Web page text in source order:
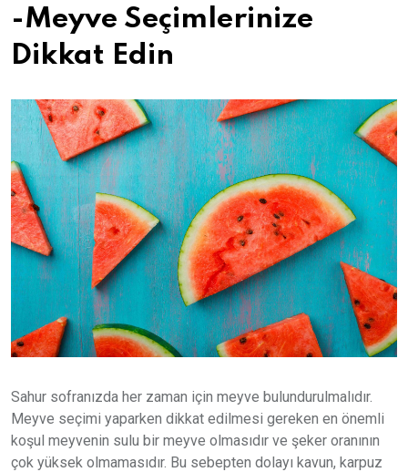
-Meyve Seçimlerinize
Dikkat Edin
Sahur sofranızda her zaman için meyve bulundurulmalıdır.
Meyve seçimi yaparken dikkat edilmesi gereken en önemli
koşul meyvenin sulu bir meyve olmasıdır ve şeker oranının
çok yüksek olmamasıdır. Bu sebepten dolayı kavun, karpuz